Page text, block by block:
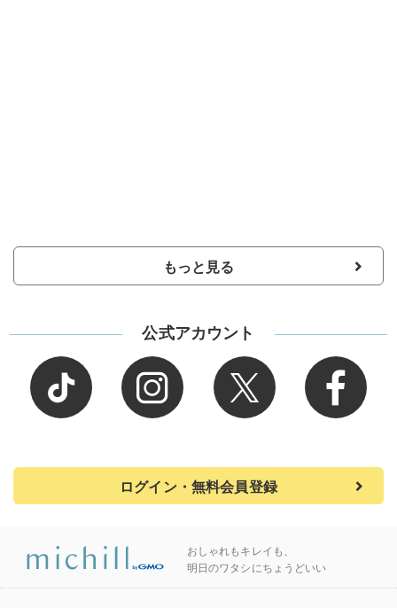
もっと見る
公式アカウント
ログイン・無料会員登録
おしゃれもキレイも、
明日のワタシにちょうどいい